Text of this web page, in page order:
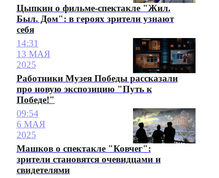
Цыпкин о фильме-спектакле "Жил.
Был. Дом": в героях зрители узнают
себя
14:31
13 МАЯ
2025
Работники Музея Победы рассказали
про новую экспозицию "Путь к
Победе!"
09:54
6 МАЯ
2025
Машков о спектакле "Ковчег":
зрители становятся очевидцами и
свидетелями